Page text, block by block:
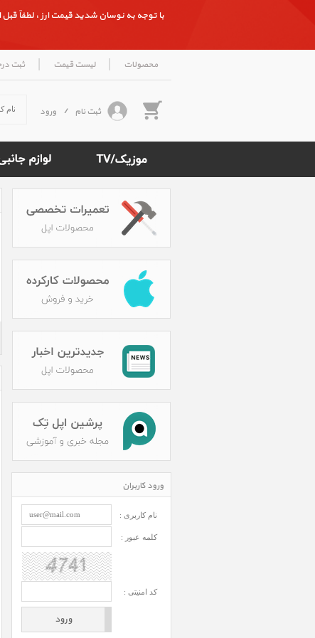
با توجه به نوسان شدید قیمت ارز ، لطفاً قبل
محصولات | لیست قیمت | ثبت
ثبت نام / ورود
ورود کاربران
نام کاربری :
کلمه عبور :
کد امنیتی :